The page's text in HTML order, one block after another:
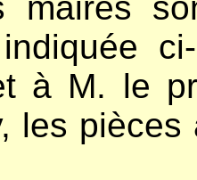
à M. le
les